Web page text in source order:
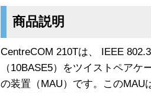
商品説明
CentreCOM 210Tは、 IEEE
（10BASE5）をツイストペア
の装置（MAU）です。このMAU